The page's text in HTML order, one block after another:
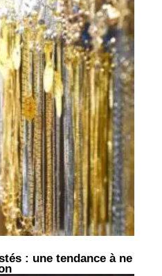
: une tendance à ne